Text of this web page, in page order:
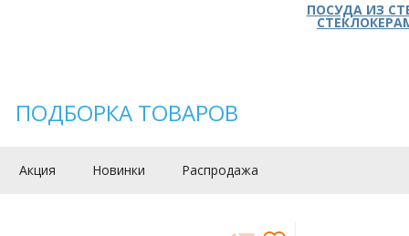
ПОСУДА ИЗ
ПОДБОРКА ТОВАРОВ
Акция Новинки Распродажа